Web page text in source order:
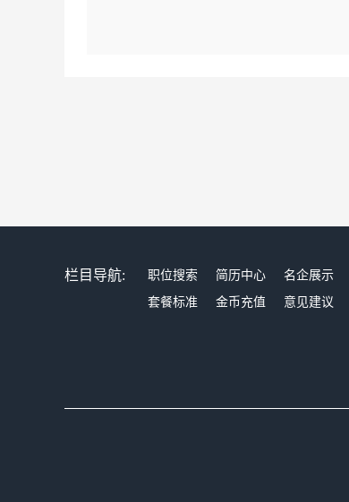
栏目导航: 职位搜索 简历中心 名企展示
套餐标准
金币充值 意见建议